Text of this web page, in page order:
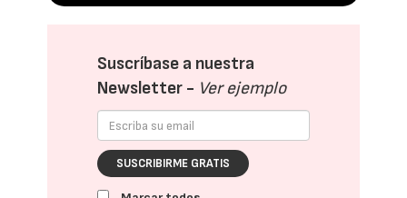
Suscríbase a nuestra
Newsletter - Ver ejemplo
SUSCRIBIRME GRATIS